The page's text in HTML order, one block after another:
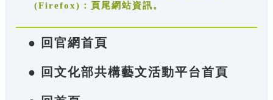
(Firefox)：頁尾網站資訊。
● 回官網首頁
● 回文化部共構藝文活動平台首頁